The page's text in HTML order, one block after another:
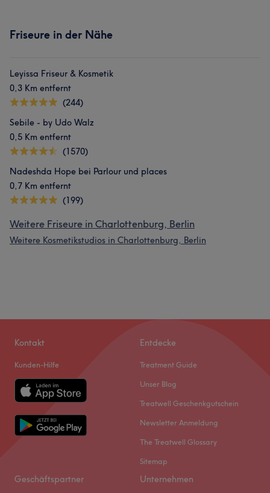
Friseure in der Nähe
Leyissa Friseur & Kosmetik
0,3 Km entfernt
(244)
Sebile - by Udo Walz
0,5 Km entfernt
(1570)
Nadeshda Hope bei Parlour und places
0,7 Km entfernt
(199)
Weitere Friseure in Charlottenburg, Berlin
Weitere Kosmetikstudios in Charlottenburg, Berlin
Kontakt
Kunden-Hilfe
Entdecke
Treatment Guide
Unser Blog
Treatwell Geschenkgutschein
Newsletter Anmeldung
The Treatwell Glossary
Sitemap
Geschäftspartner Unternehmen